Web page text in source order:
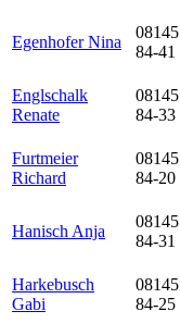
Egenhofer Nina
08145
84-41
Englschalk
Renate
08145
84-33
Furtmeier
Richard
08145
84-20
Hanisch Anja
08145
84-31
Harkebusch
Gabi
08145
84-25